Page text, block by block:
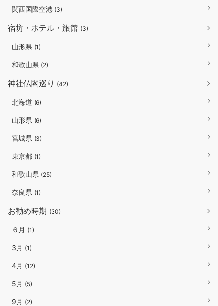
関西国際空港 (3)
宿坊・ホテル・旅館 (3)
山形県 (1)
和歌山県 (2)
神社仏閣巡り (42)
北海道 (6)
山形県 (6)
宮城県 (3)
東京都 (1)
和歌山県 (25)
奈良県 (1)
お勧め時期 (30)
６月 (1)
3月 (1)
4月 (12)
5月 (5)
9月 (2)